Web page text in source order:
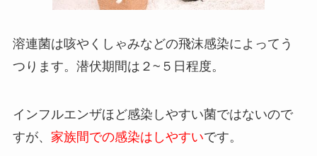
溶連菌は咳やくしゃみなどの飛沫感染によってう
つります。潜伏期間は２~５日程度。
インフルエンザほど感染しやすい菌ではないので
すが、 家族間での感染はしやすいです。